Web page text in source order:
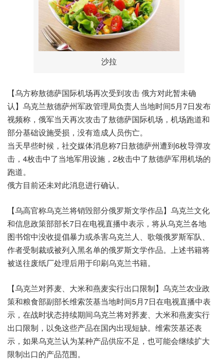
沙拉
【乌方称敖德萨国际机场再次受到攻击 俄方对此暂未确
认】乌克兰敖德萨州军政管理局负责人当地时间5月7日发布
视频称，俄军当天再次攻击了敖德萨国际机场，机场跑道和
部分基础设施受损，没有造成人员伤亡。
当天早些时候，社交媒体消息称7日敖德萨州遭到6枚导弹攻
击，4枚击中了当地军用设施，2枚击中了敖德萨军用机场的
跑道。
俄方目前还未对此消息进行确认。
【乌高官称乌克兰将销毁部分俄罗斯文学作品】乌克兰文化
和信息政策部部长7日在电视直播中表示，将从乌克兰各地
图书馆中没收提倡暴力或杀害乌克兰人、歌颂俄罗斯军队、
作者受制裁或被列入黑名单的俄罗斯文学作品。上述书籍将
被送往废纸厂处理后用于印刷乌克兰书籍。
【乌克兰对荞麦、大米和燕麦实行出口限制】乌克兰农业政
策和粮食部副部长维索茨基当地时间5月7日在电视直播中表
示，在战时状态持续期间乌克兰将对荞麦、大米和燕麦实行
出口限制，以免这些产品在国内出现短缺。维索茨基还表
示，如果乌克兰认为某种产品供应不足，也可能会继续扩大
限制出口的产品范围。